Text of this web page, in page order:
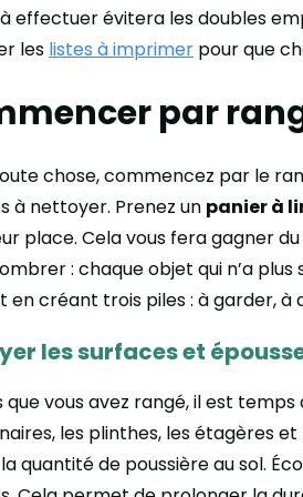
effectuer évitera les doubles
les listes à imprimer pour que
par
chose, commencez par le
à nettoyer. Prenez un panier à
place. Cela vous fera gagner
: chaque objet qui n’a
en créant trois piles : à garder, à
les surfaces et
que vous avez rangé, il est
les plinthes, les étagères
quantité de poussière au sol.